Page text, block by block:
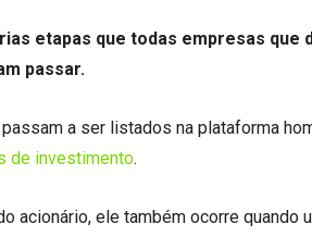
etapas que todas empresas que
passar.
a ser listados na plataforma
de investimento.
acionário, ele também ocorre quando